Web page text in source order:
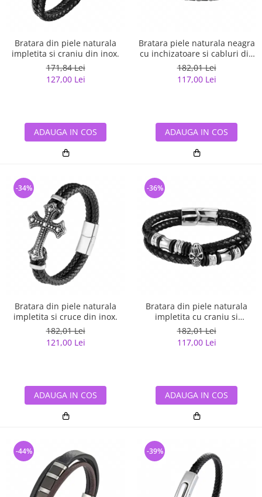
Bratara din piele naturala
impletita si craniu din inox.
171,84 Lei
127,00 Lei
ADAUGA IN COS
Bratara piele naturala neagra
cu inchizatoare si cabluri din
inox
182,01 Lei
117,00 Lei
ADAUGA IN COS
Bratara din piele naturala
impletita si cruce din inox.
182,01 Lei
121,00 Lei
-34%
ADAUGA IN COS
Bratara din piele naturala
impletita cu craniu si
elemente din inox.
182,01 Lei
117,00 Lei
-36%
ADAUGA IN COS
-44% -39%